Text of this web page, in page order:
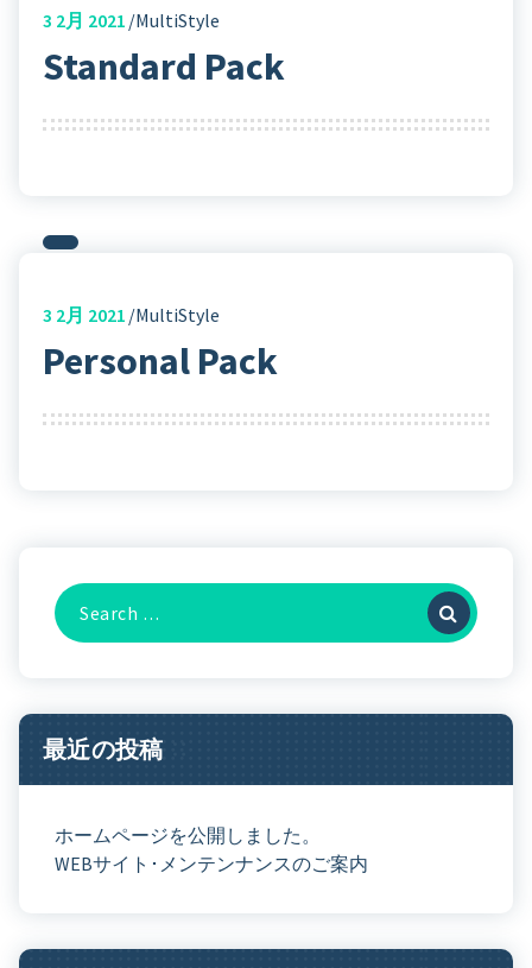
3 2月 2021 MultiStyle
Standard Pack
3 2月 2021 MultiStyle
Personal Pack
Search
For:
最近の投稿
ホームページを公開しました。
WEBサイト･メンテンナンスのご案内